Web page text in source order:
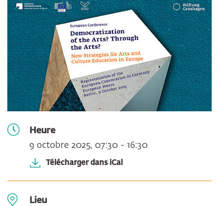
Heure
9 octobre 2025, 07:30 - 16:30
Télécharger dans iCal
Lieu